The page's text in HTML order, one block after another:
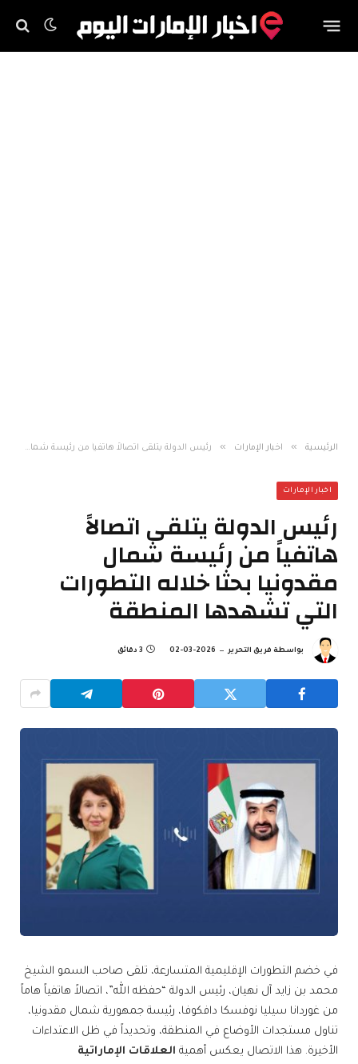
الرئيسية » اخبار الإمارات » رئيس الدولة يتلقى اتصالاً هاتفياً من رئيسة شمال مقدونيا بحثا خلاله التطورات التي تشهدها المنطقة
اخبار الإمارات
رئيس الدولة يتلقى اتصالاً
هاتفياً من رئيسة شمال
مقدونيا بحثا خلاله التطورات
التي تشهدها المنطقة
بواسطة فريق التحرير 2026-03-02 3 دقائق
في خضم التطورات الإقليمية المتسارعة، تلقى صاحب السمو الشيخ
محمد بن زايد آل نهيان، رئيس الدولة “حفظه الله”، اتصالاً هاتفياً هاماً
من غوردانا سيليا نوفسكا دافكوفا، رئيسة جمهورية شمال مقدونيا،
تناول مستجدات الأوضاع في المنطقة، وتحديداً في ظل الاعتداءات
الأخيرة. هذا الاتصال يعكس أهمية العلاقات الإماراتية